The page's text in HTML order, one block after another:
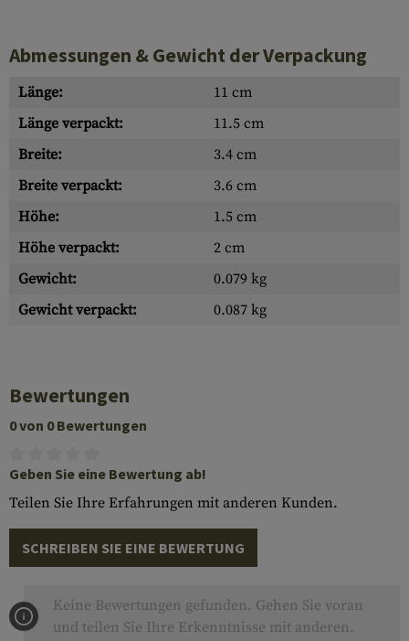
Abmessungen & Gewicht der Verpackung
Länge:
11 cm
Länge verpackt:
11.5 cm
Breite:
3.4 cm
Breite verpackt:
3.6 cm
Höhe:
1.5 cm
Höhe verpackt:
2 cm
Gewicht:
0.079 kg
Gewicht verpackt:
0.087 kg
Bewertungen
0 von 0 Bewertungen
Geben Sie eine Bewertung ab!
Teilen Sie Ihre Erfahrungen mit anderen Kunden.
SCHREIBEN SIE EINE BEWERTUNG
Keine Bewertungen gefunden. Gehen Sie voran
und teilen Sie Ihre Erkenntnisse mit anderen.